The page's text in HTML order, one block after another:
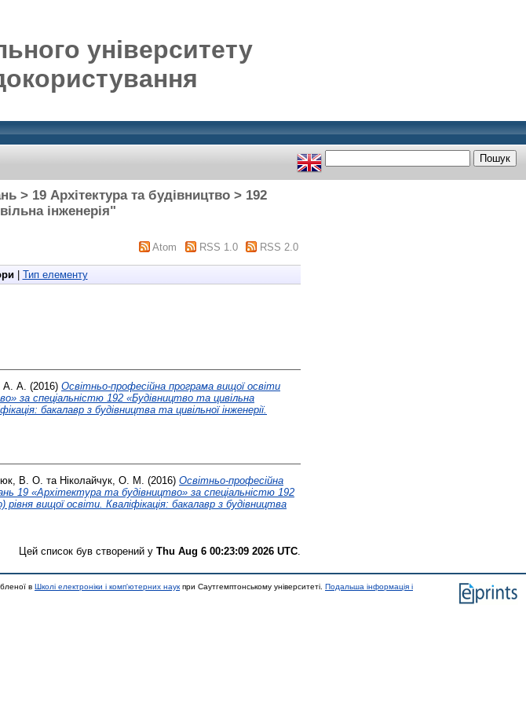
університету
> 19 Архітектура та будівництво > 192
інженерія"
Atom RSS 1.0 RSS 2.0
| Тип елементу
А. А. (2016) Освітньо-професійна програма вищої освіти
за спеціальністю 192 «Будівництво та цивільна
бакалавр з будівництва та цивільної інженерії.
В. О. та Ніколайчук, О. М. (2016) Освітньо-професійна
19 «Архітектура та будівництво» за спеціальністю 192
вищої освіти. Кваліфікація: бакалавр з будівництва
Цей список був створений у Thu Aug 6 00:23:09 2026 UTC
в Школі електроніки і комп'ютерних наук при Саутгемптонському університеті. Подальша інформація і